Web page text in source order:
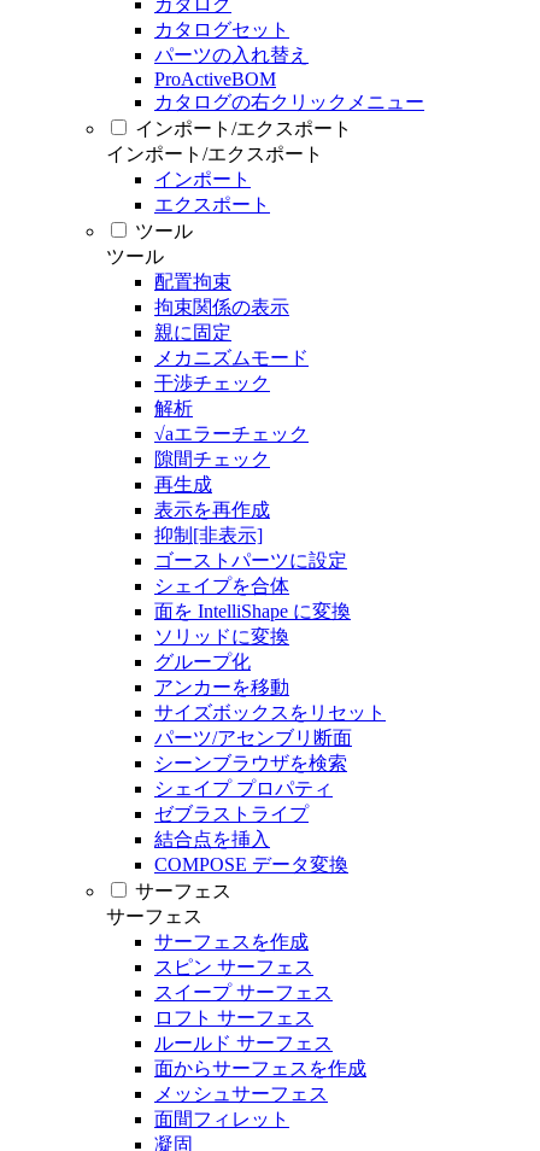
カタログ
カタログセット
パーツの入れ替え
ProActiveBOM
カタログの右クリックメニュー
インポート/エクスポート
インポート/エクスポート
インポート
エクスポート
ツール
ツール
配置拘束
拘束関係の表示
親に固定
メカニズムモード
干渉チェック
解析
√aエラーチェック
隙間チェック
再生成
表示を再作成
抑制[非表示]
ゴーストパーツに設定
シェイプを合体
面を IntelliShape に変換
ソリッドに変換
グループ化
アンカーを移動
サイズボックスをリセット
パーツ/アセンブリ断面
シーンブラウザを検索
シェイプ プロパティ
ゼブラストライプ
結合点を挿入
COMPOSE データ変換
サーフェス
サーフェス
サーフェスを作成
スピン サーフェス
スイープ サーフェス
ロフト サーフェス
ルールド サーフェス
面からサーフェスを作成
メッシュサーフェス
面間フィレット
凝固